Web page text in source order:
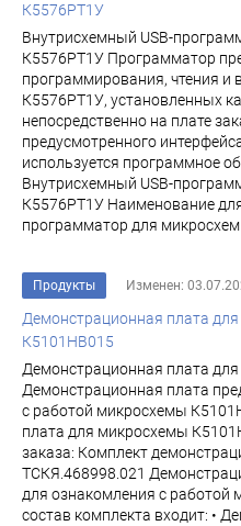
К5576РТ1У
Внутрисхемный USB-
К5576РТ1У Программатор
программирования, чтения и
К5576РТ1У, установленных
непосредственно на плате
предусмотренного
используется программное
Внутрисхемный USB-
К5576РТ1У Наименование
программатор для
Продукты Изменен:
Демонстрационная плата
К5101НВ015
Демонстрационная плата
Демонстрационная плата
с работой микросхемы
плата для микросхемы
заказа: Комплект
ТСКЯ.468998.021
для ознакомления с
состав комплекта входит: •